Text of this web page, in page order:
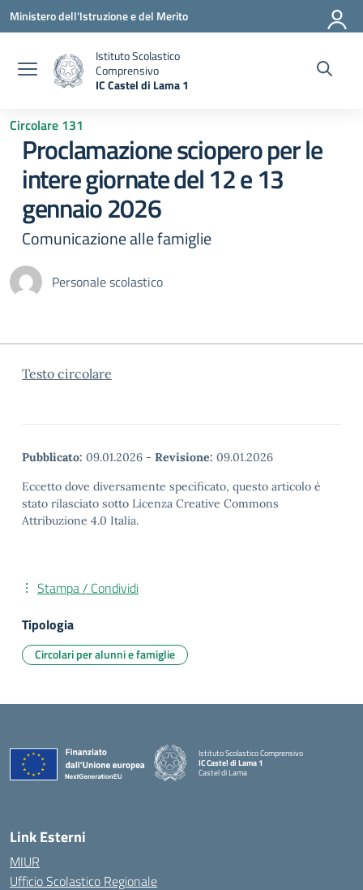
Vai ai contenuti
Vai al menu di navigazione
Vai al footer
Ministero dell'Istruzione e del Merito
Istituto Scolastico
Comprensivo
IC Castel di Lama 1
Circolare 131
Proclamazione sciopero per le
intere giornate del 12 e 13
gennaio 2026
Comunicazione alle famiglie
Personale scolastico
Testo circolare
Pubblicato: 09.01.2026 - Revisione: 09.01.2026
Eccetto dove diversamente specificato, questo articolo è
stato rilasciato sotto Licenza Creative Commons
Attribuzione 4.0 Italia.
Stampa / Condividi
Tipologia
Circolari per alunni e famiglie
Istituto Scolastico Comprensivo
IC Castel di Lama 1
Castel di Lama
Link Esterni
MIUR
Ufficio Scolastico Regionale